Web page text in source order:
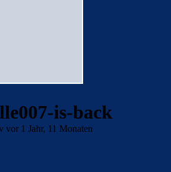
is-back
vor 1 Jahr, 11 Monaten